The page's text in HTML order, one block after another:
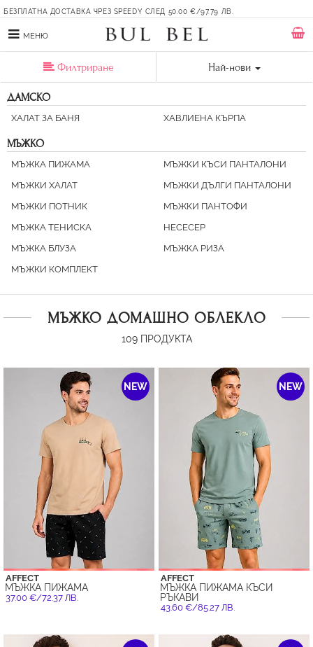
БЕЗПЛАТНА ДОСТАВКА ЧРЕЗ SPEEDY СЛЕД 50.00 €/97.79 ЛВ.
МЕНЮ
Филтриране Най-нови
ДАМСКО
ХАЛАТ ЗА БАНЯ ХАВЛИЕНА КЪРПА
МЪЖКО
МЪЖКА ПИЖАМА
МЪЖКИ ХАЛАТ
МЪЖКИ ПОТНИК
МЪЖКА ТЕНИСКА
МЪЖКА БЛУЗА
МЪЖКИ КОМПЛЕКТ
МЪЖКИ КЪСИ ПАНТАЛОНИ
МЪЖКИ ДЪЛГИ ПАНТАЛОНИ
МЪЖКИ ПАНТОФИ
НЕСЕСЕР
МЪЖКА РИЗА
МЪЖКО ДОМАШНО ОБЛЕКЛО
109ПРОДУКТА
NEW
AFFECT
МЪЖКА ПИЖАМА
37.00 €/72.37 ЛВ.
NEW
AFFECT
МЪЖКА ПИЖАМА КЪСИ
РЪКАВИ
43.60 €/85.27 ЛВ.